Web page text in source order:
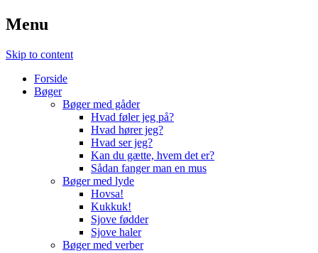
Menu
Skip to content
Forside
Bøger
Bøger med gåder
Hvad føler jeg på?
Hvad hører jeg?
Hvad ser jeg?
Kan du gætte, hvem det er?
Sådan fanger man en mus
Bøger med lyde
Hovsa!
Kukkuk!
Sjove fødder
Sjove haler
Bøger med verber